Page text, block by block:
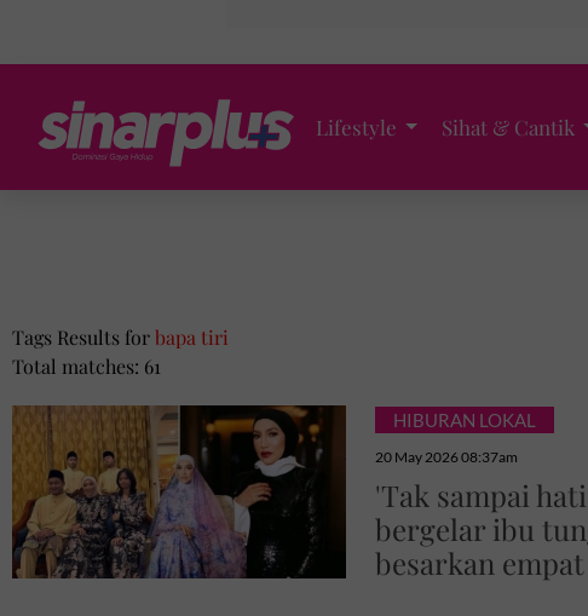
Lifestyle Sihat & Cantik
Tags Results forbapa tiri
Total matches: 61
HIBURAN LOKAL
20 May 2026 08:37am
'Tak sampai
bergelar ibu
besarkan